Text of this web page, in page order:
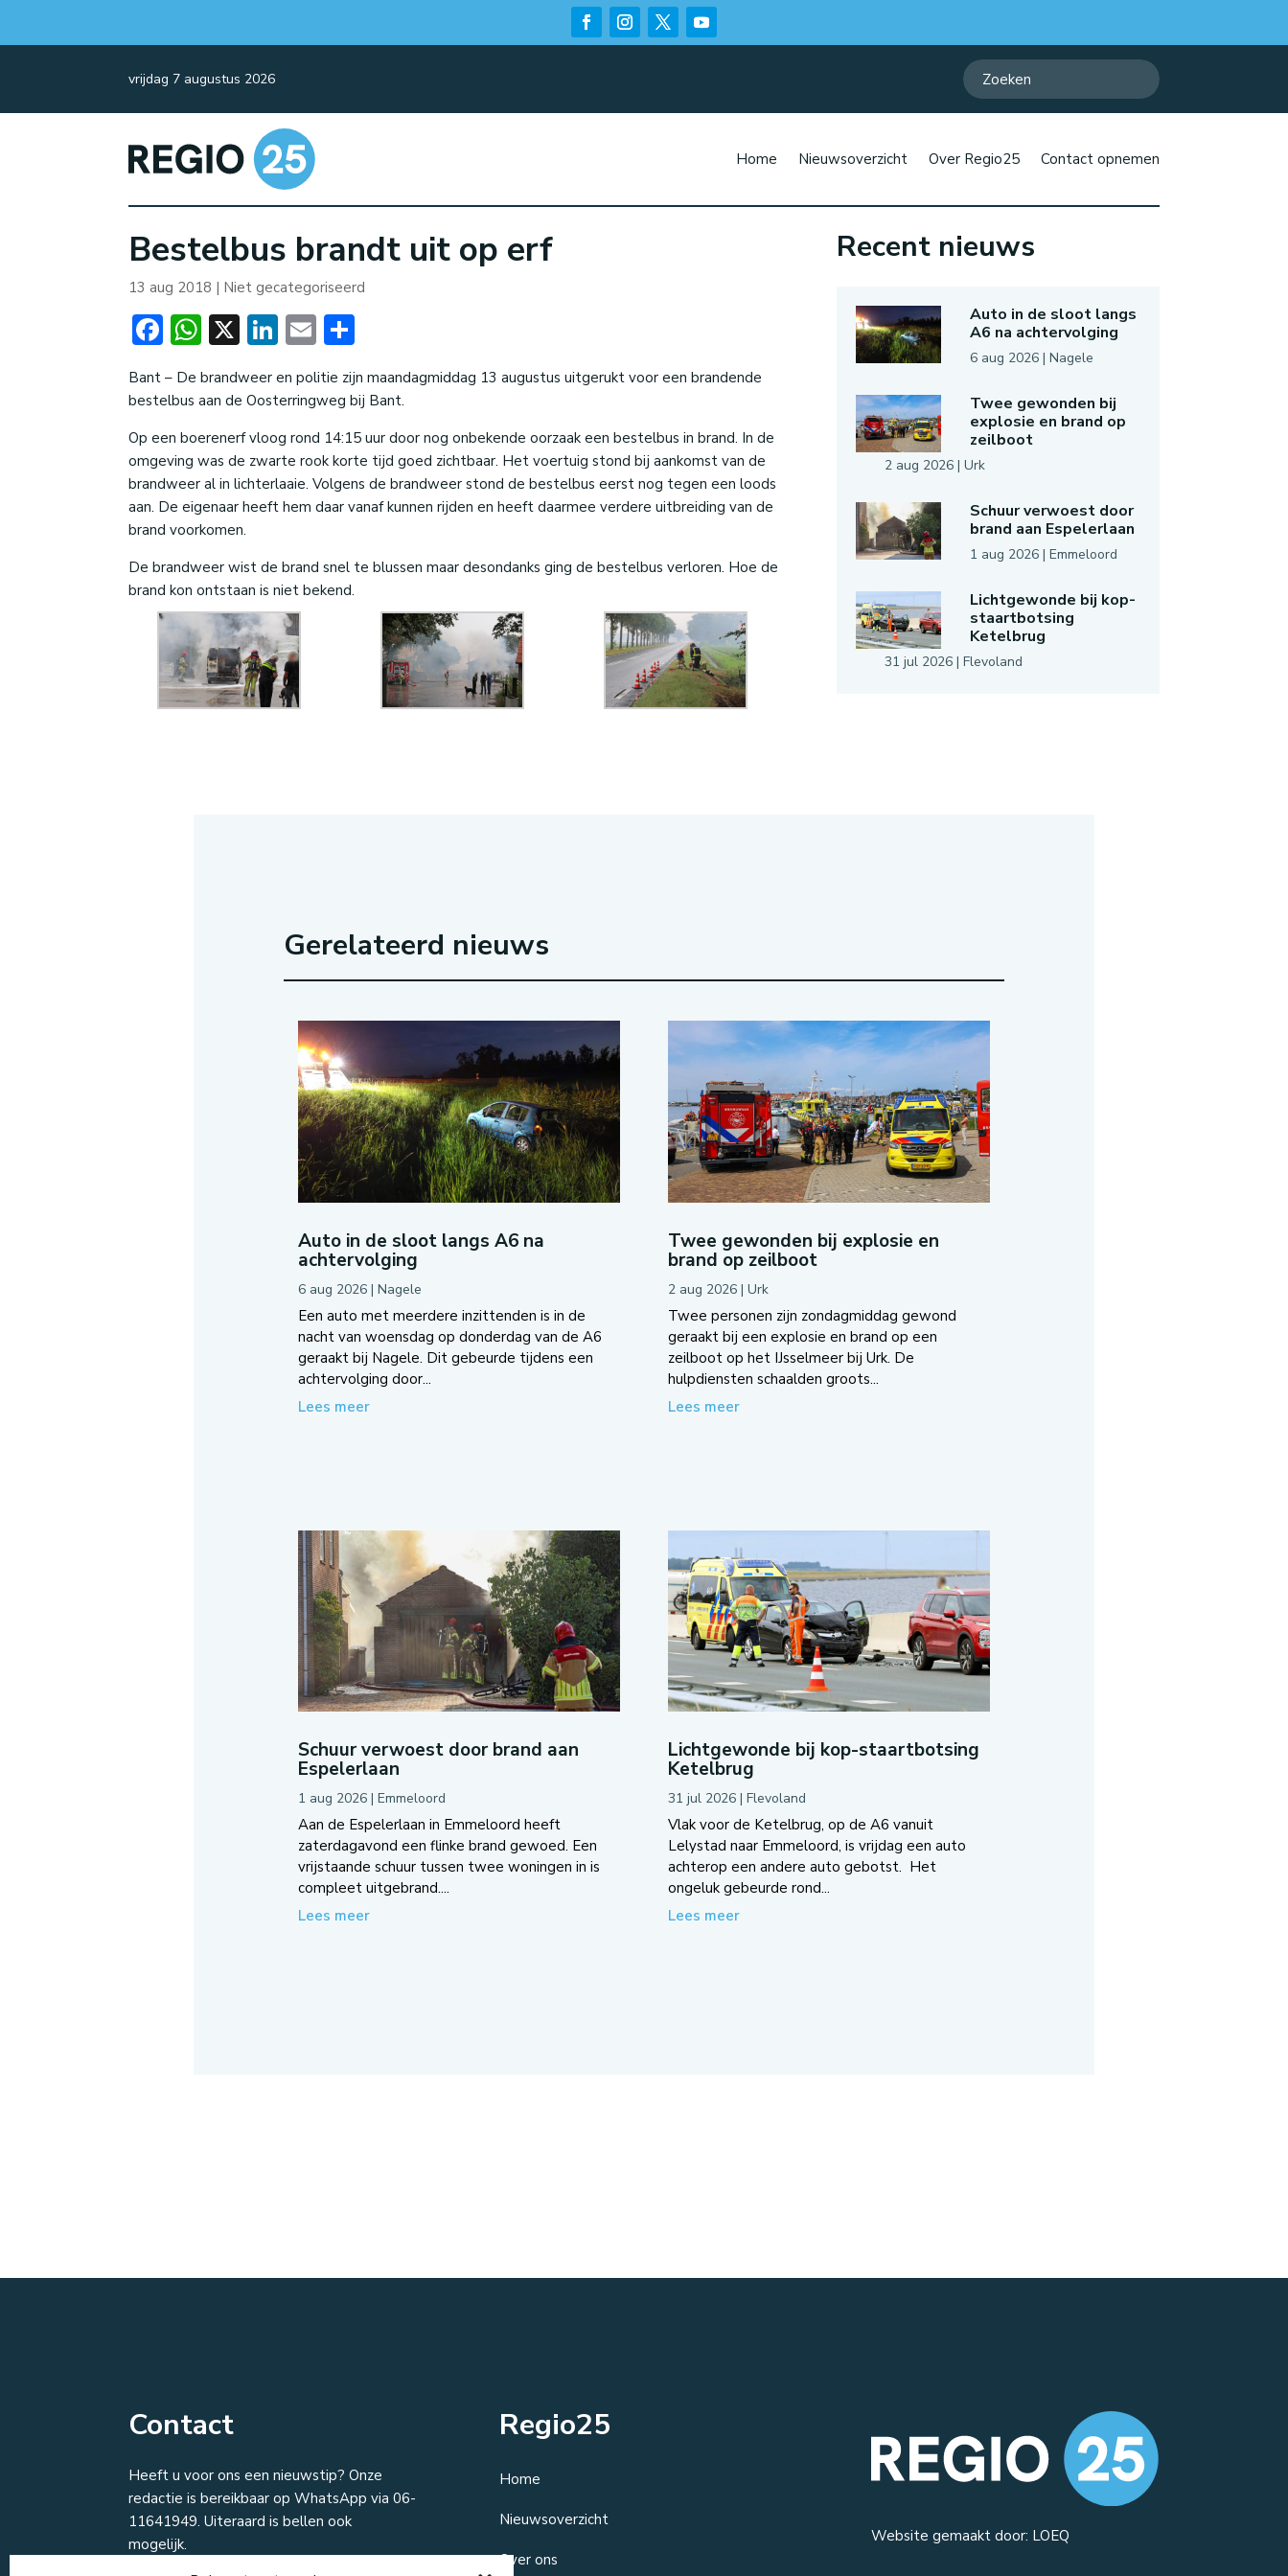
vrijdag 7 augustus 2026
Home Nieuwsoverzicht Over Regio25 Contact opnemen
Bestelbus brandt uit op erf
13 aug 2018 | Niet gecategoriseerd
Facebook
WhatsApp
X LinkedIn
Email
Bant – De brandweer en politie zijn maandagmiddag 13 augustus uitgerukt voor een brandende
bestelbus aan de Oosterringweg bij Bant.
Op een boerenerf vloog rond 14:15 uur door nog onbekende oorzaak een bestelbus in brand. In de
omgeving was de zwarte rook korte tijd goed zichtbaar. Het voertuig stond bij aankomst van de
brandweer al in lichterlaaie. Volgens de brandweer stond de bestelbus eerst nog tegen een loods
aan. De eigenaar heeft hem daar vanaf kunnen rijden en heeft daarmee verdere uitbreiding van de
brand voorkomen.
De brandweer wist de brand snel te blussen maar desondanks ging de bestelbus verloren. Hoe de
brand kon ontstaan is niet bekend.
Recent nieuws
Auto in de sloot langs
A6 na achtervolging
6 aug 2026| Nagele
Twee gewonden bij
explosie en brand op
zeilboot
2 aug 2026| Urk
Schuur verwoest door
brand aan Espelerlaan
1 aug 2026| Emmeloord
Lichtgewonde bij kop-
staartbotsing
Ketelbrug
31 jul 2026| Flevoland
Gerelateerd nieuws
Auto in de sloot langs A6 na
achtervolging
6 aug 2026| Nagele
Een auto met meerdere inzittenden is in de
nacht van woensdag op donderdag van de A6
geraakt bij Nagele. Dit gebeurde tijdens een
achtervolging door...
Lees meer
Twee gewonden bij explosie en
brand op zeilboot
2 aug 2026| Urk
Twee personen zijn zondagmiddag gewond
geraakt bij een explosie en brand op een
zeilboot op het IJsselmeer bij Urk. De
hulpdiensten schaalden groots...
Lees meer
Schuur verwoest door brand aan
Espelerlaan
1 aug 2026| Emmeloord
Aan de Espelerlaan in Emmeloord heeft
zaterdagavond een flinke brand gewoed. Een
vrijstaande schuur tussen twee woningen in is
compleet uitgebrand....
Lees meer
Lichtgewonde bij kop-staartbotsing
Ketelbrug
31 jul 2026| Flevoland
Vlak voor de Ketelbrug, op de A6 vanuit
Lelystad naar Emmeloord, is vrijdag een auto
achterop een andere auto gebotst. Het
ongeluk gebeurde rond...
Lees meer
Contact
Heeft u voor ons een nieuwstip? Onze
redactie is bereikbaar op WhatsApp via 06-
11641949. Uiteraard is bellen ook
mogelijk.
Regio25
Home
Nieuwsoverzicht
Over ons
Website gemaakt door: LOEQ